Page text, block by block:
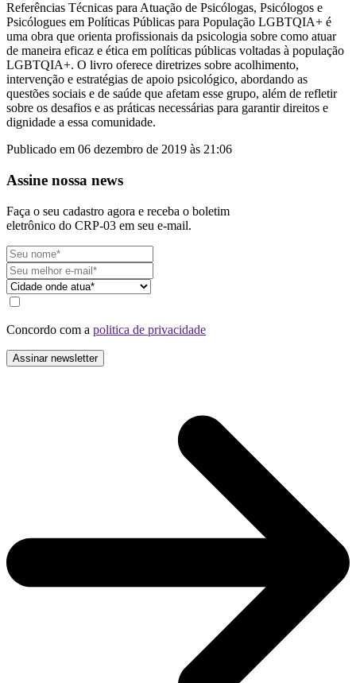
Referências Técnicas para Atuação de Psicólogas, Psicólogos e
Psicólogues em Políticas Públicas para População LGBTQIA+ é
uma obra que orienta profissionais da psicologia sobre como atuar
de maneira eficaz e ética em políticas públicas voltadas à população
LGBTQIA+. O livro oferece diretrizes sobre acolhimento,
intervenção e estratégias de apoio psicológico, abordando as
questões sociais e de saúde que afetam esse grupo, além de refletir
sobre os desafios e as práticas necessárias para garantir direitos e
dignidade a essa comunidade.
Publicado em 06 dezembro de 2019 às 21:06
Assine nossa news
Faça o seu cadastro agora e receba o boletim
eletrônico do CRP-03 em seu e-mail.
Concordo com a politica de privacidade